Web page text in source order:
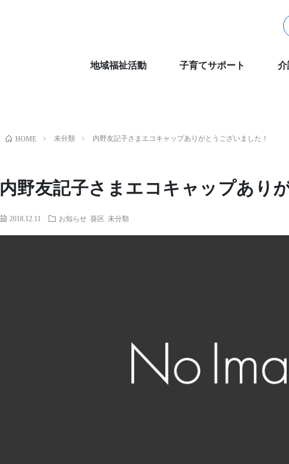
地域福祉活動 子育てサポート 介
HOME 未分類 内野友記子さまエコキャップありがとうございました！
内野友記子さまエコキャップあり
2018.12.11 お知らせ 葵区 未分類